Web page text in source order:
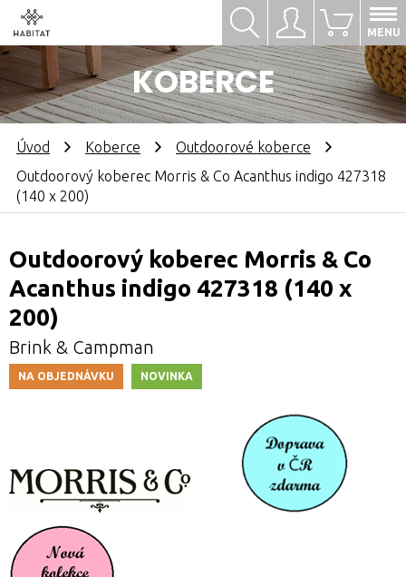
Přihlásit se
KOBERCE
0
MENU
Hledat
Úvod Koberce
Outdoorové koberce
Outdoorový koberec Morris & Co Acanthus indigo 427318
(140 x 200)
Outdoorový koberec Morris & Co
Acanthus indigo 427318 (140 x
200)
Brink & Campman
NA OBJEDNÁVKU NOVINKA